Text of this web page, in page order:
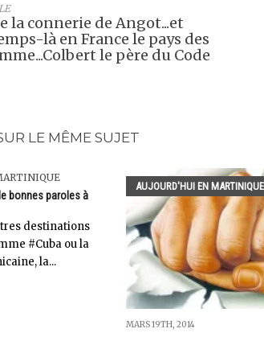
la connerie de Angot...et
là en France le pays des
le père du Code
LE MÊME SUJET
bonnes paroles à
destinations
#Cuba ou la
la...
AUJOURD'HUI EN MARTINIQUE
MARS 19TH, 2014